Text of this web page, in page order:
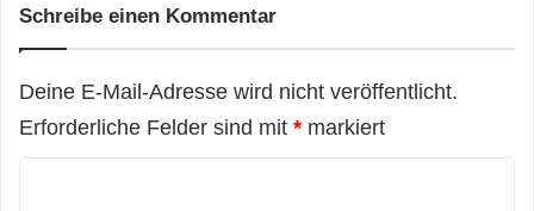
Schreibe einen Kommentar
Deine E-Mail-Adresse wird nicht veröffentlicht.
Erforderliche Felder sind mit * markiert